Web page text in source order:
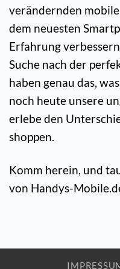
verändernden
dem neuesten
Erfahrung
Suche nach der
haben genau das,
noch heute unsere
erlebe den
shoppen.
Komm herein, und
von Handys-